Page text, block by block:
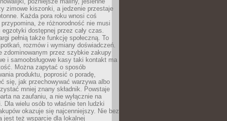
zimowe kiszonki, a jedzenie przestaje
Każda pora roku wnosi coś
że różnorodność nie musi
egzotyki dostępnej przez cały czas.
pełnią także funkcję społeczną. To
rozmów i wymiany doświadczeń.
zdominowanym przez szybkie zakupy
i samoobsługowe kasy taki kontakt ma
Można zapytać o sposób
produktu, poprosić o poradę,
się, jak przechowywać warzywa albo
mniej znany składnik. Powstaje
na zaufaniu, a nie wyłącznie na
Dla wielu osób to właśnie ten ludzki
okazuje się najcenniejszy. Nie bez
jest też wsparcie dla lokalnej